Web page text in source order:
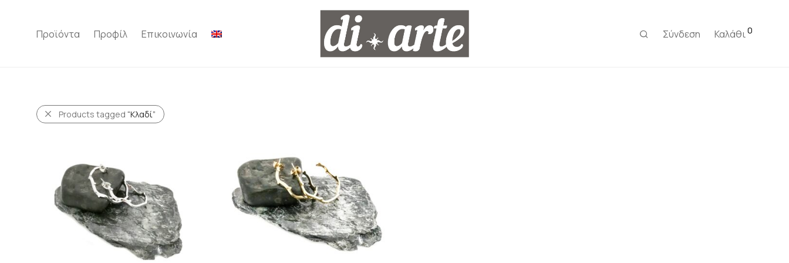
Προϊόντα Προφίλ Επικοινωνία Σύνδεση Καλάθι0
Products tagged “Κλαδί”